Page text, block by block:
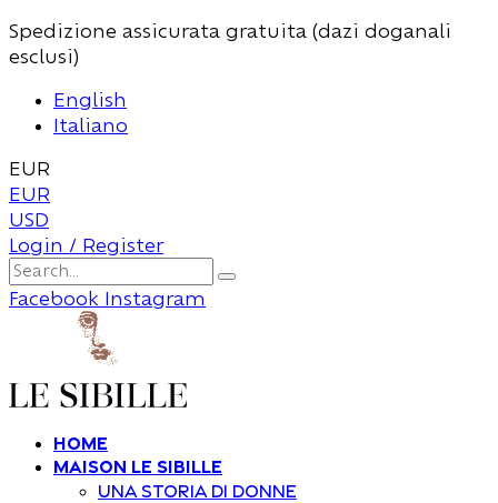
Spedizione assicurata gratuita (dazi doganali
esclusi)
English
Italiano
EUR
EUR
USD
Login / Register
Facebook Instagram
Home
Maison Le Sibille
Una storia di donne